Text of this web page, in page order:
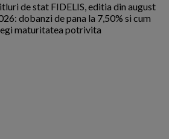
de stat FIDELIS, editia din august
dobanzi de pana la 7,50% si cum
maturitatea potrivita